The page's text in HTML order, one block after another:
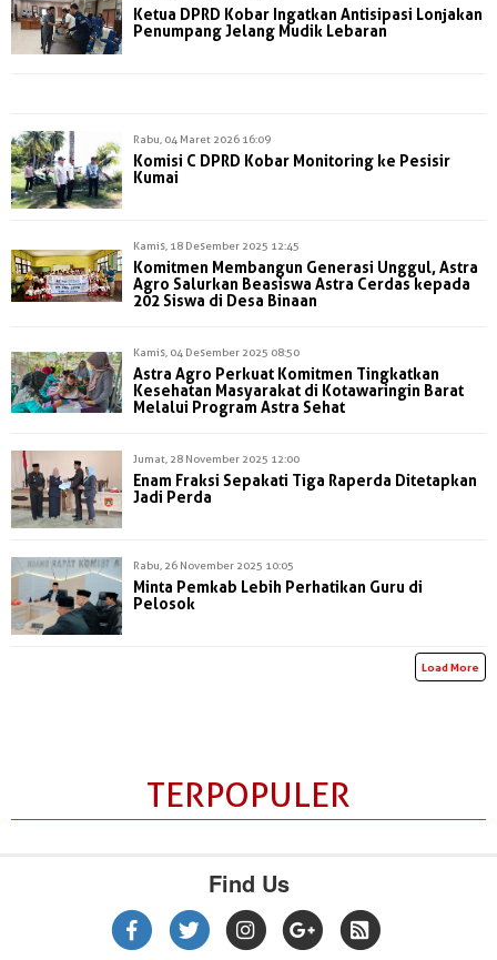
Ketua DPRD Kobar Ingatkan Antisipasi Lonjakan
Penumpang Jelang Mudik Lebaran
Rabu, 04 Maret 2026 16:09
Komisi C DPRD Kobar Monitoring ke Pesisir
Kumai
Kamis, 18 Desember 2025 12:45
Komitmen Membangun Generasi Unggul, Astra
Agro Salurkan Beasiswa Astra Cerdas kepada
202 Siswa di Desa Binaan
Kamis, 04 Desember 2025 08:50
Astra Agro Perkuat Komitmen Tingkatkan
Kesehatan Masyarakat di Kotawaringin Barat
Melalui Program Astra Sehat
Jumat, 28 November 2025 12:00
Enam Fraksi Sepakati Tiga Raperda Ditetapkan
Jadi Perda
Rabu, 26 November 2025 10:05
Minta Pemkab Lebih Perhatikan Guru di
Pelosok
Load More
TERPOPULER
Find Us